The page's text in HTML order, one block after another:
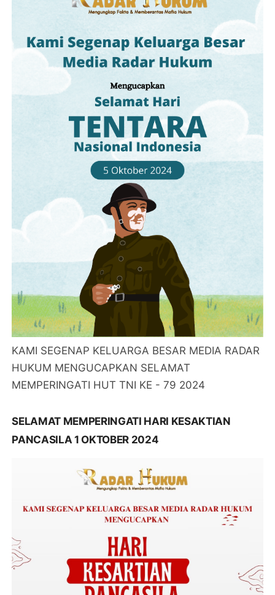
KAMI SEGENAP KELUARGA BESAR MEDIA RADAR
HUKUM MENGUCAPKAN SELAMAT
MEMPERINGATI HUT TNI KE - 79 2024
SELAMAT MEMPERINGATI HARI KESAKTIAN
PANCASILA 1 OKTOBER 2024